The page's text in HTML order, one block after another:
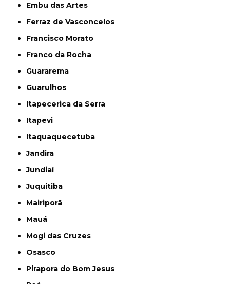
Embu das Artes
Ferraz de Vasconcelos
Francisco Morato
Franco da Rocha
Guararema
Guarulhos
Itapecerica da Serra
Itapevi
Itaquaquecetuba
Jandira
Jundiaí
Juquitiba
Mairiporã
Mauá
Mogi das Cruzes
Osasco
Pirapora do Bom Jesus